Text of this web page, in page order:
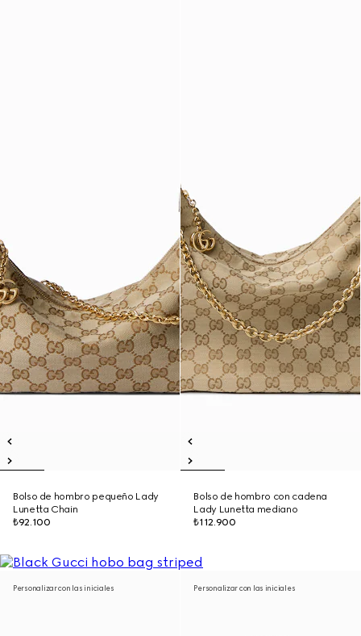
Bolso de hombro pequeño Lady
Lunetta Chain
₺92.100
Bolso de hombro con cadena
Lady Lunetta mediano
₺112.900
Personalizar con las iniciales Personalizar con las iniciales